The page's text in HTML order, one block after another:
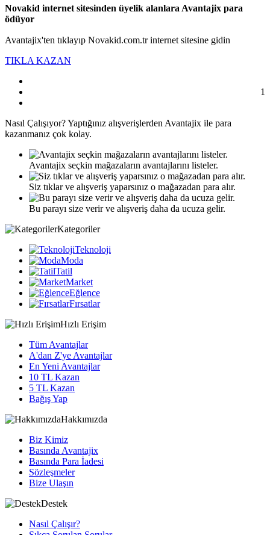
Novakid internet sitesinden üyelik alanlara Avantajix para
ödüyor
Avantajix'ten tıklayıp Novakid.com.tr internet sitesine gidin
TIKLA KAZAN
1
Nasıl Çalışıyor?Yaptığınız alışverişlerden Avantajix ile para
kazanmanız çok kolay.
Avantajix seçkin mağazaların avantajlarını listeler.
Siz tıklar ve alışveriş yaparsınız o mağazadan para alır.
Bu parayı size verir ve alışveriş daha da ucuza gelir.
Kategoriler
Teknoloji
Moda
Tatil
Market
Eğlence
Fırsatlar
Hızlı Erişim
Tüm Avantajlar
A'dan Z'ye Avantajlar
En Yeni Avantajlar
10 TL Kazan
5 TL Kazan
Bağış Yap
Hakkımızda
Biz Kimiz
Basında Avantajix
Basında Para İadesi
Sözleşmeler
Bize Ulaşın
Destek
Nasıl Çalışır?